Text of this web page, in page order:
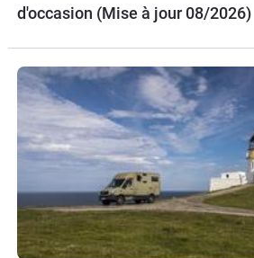
d'occasion (Mise à jour 08/2026)